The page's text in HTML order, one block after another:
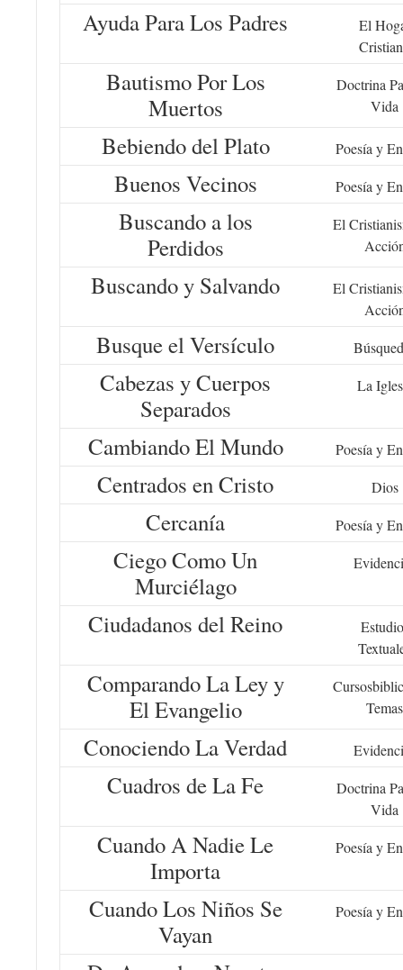
Ayuda Para Los Padres
El
Bautismo Por Los
Muertos
Doctrina
Vida
Bebiendo del Plato Poesía y
Buenos Vecinos Poesía y
Buscando a los
Perdidos
El
Buscando y Salvando
El
Busque el Versículo
Cabezas y Cuerpos
Separados
La
Cambiando El Mundo Poesía y
Centrados en Cristo Dios
Cercanía Poesía y
Ciego Como Un
Murciélago
Ciudadanos del Reino
Comparando La Ley y
El Evangelio
Temas
Conociendo La Verdad
Cuadros de La Fe
Doctrina
Vida
Cuando A Nadie Le
Importa
Poesía y
Cuando Los Niños Se
Vayan
Poesía y